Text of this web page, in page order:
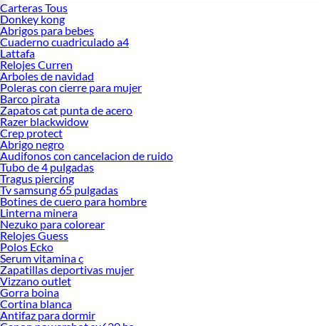
Carteras Tous
Donkey kong
Abrigos para bebes
Cuaderno cuadriculado a4
Lattafa
Relojes Curren
Arboles de navidad
Poleras con cierre para mujer
Barco pirata
Zapatos cat punta de acero
Razer blackwidow
Crep protect
Abrigo negro
Audifonos con cancelacion de ruido
Tubo de 4 pulgadas
Tragus piercing
Tv samsung 65 pulgadas
Botines de cuero para hombre
Linterna minera
Nezuko para colorear
Relojes Guess
Polos Ecko
Serum vitamina c
Zapatillas deportivas mujer
Vizzano outlet
Gorra boina
Cortina blanca
Antifaz para dormir